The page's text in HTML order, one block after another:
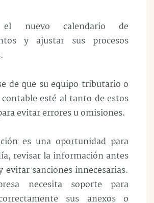
el nuevo calendario de
y ajustar sus procesos
de que su equipo tributario o
contable esté al tanto de estos
evitar errores u omisiones.
es una oportunidad para
, revisar la información antes
evitar sanciones innecesarias.
necesita soporte para
sus anexos o